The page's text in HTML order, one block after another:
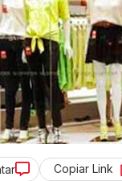
Copiar Link